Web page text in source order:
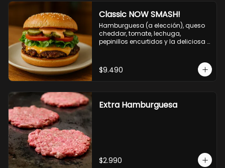
Classic NOW SMASH!
Hamburguesa (a elección), queso
cheddar, tomate, lechuga,
pepinillos encurtidos y la deliciosa
$9.490
Extra Hamburguesa
$2.990